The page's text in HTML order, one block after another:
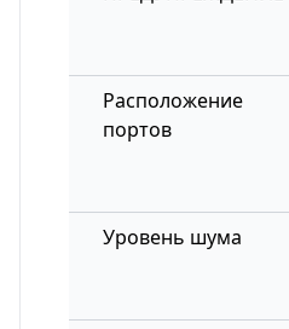
Расположение
портов
Уровень шума